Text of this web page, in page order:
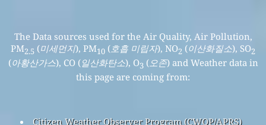
The Data sources used for the Air Quality, Air Pollution,
PM2.5 (미세먼지), PM10 ( 호흡 미립자), NO2 (이산화질소), SO2
(아황산가스), CO (일산화탄소), O3 (오존) and Weather data in
this page are coming from:
Citizen Weather Observer Program (CWOP/APRS)